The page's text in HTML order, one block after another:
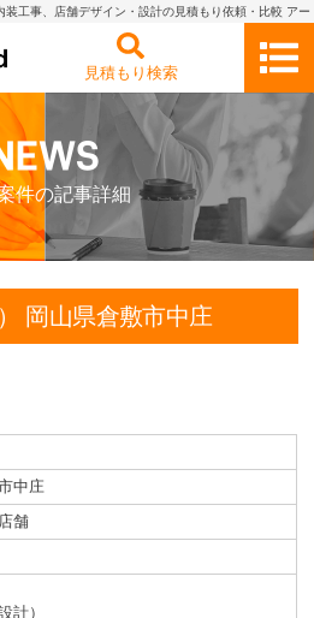
工事、店舗デザイン・設計の見積もり依頼・比較 アー
見積もり検索
件の記事詳細
岡山県倉敷市中庄
中庄
舗
計）